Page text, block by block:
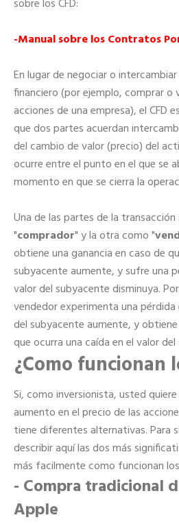
sobre los CFD:
-Manual sobre los Contratos
En lugar de negociar o
financiero (por ejemplo, comprar o
acciones de una empresa), el CFD
que dos partes acuerdan
del cambio de valor (precio) del
ocurre entre el punto en el que se
momento en que se cierra la
Una de las partes de la
"comprador" y la otra como "
obtiene una ganancia en caso de
subyacente aumente, y sufre una
valor del subyacente disminuya.
vendedor experimenta una
del subyacente aumente, y
que ocurra una caída en el valor
¿Como funcionan
Si, como inversionista, usted
aumento en el precio de las
tiene diferentes alternativas. Para
describir aquí las dos más
más facilmente como funcionan los
- Compra tradicional
Apple